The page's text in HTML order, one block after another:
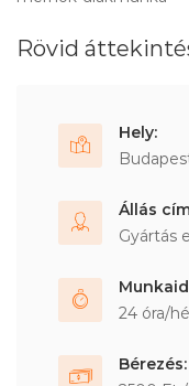
Rövid
Hely:
Állás
Gyártás
24 óra/
Bérezés: